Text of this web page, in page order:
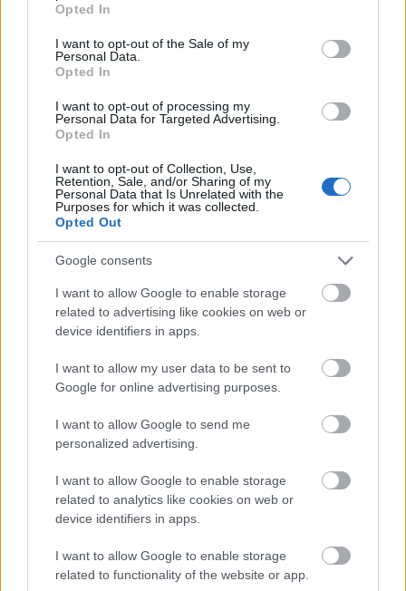
use your data for below specified purposes in below Google
consent section.
Opted In
I want to opt-out of the Sale of my
Personal Data.
Opted In
I want to opt-out of processing my
Personal Data for Targeted Advertising.
Opted In
I want to opt-out of Collection, Use,
Retention, Sale, and/or Sharing of my
Personal Data that Is Unrelated with the
Purposes for which it was collected.
Opted Out
Google consents
I want to allow Google to enable storage
related to advertising like cookies on web or
device identifiers in apps.
I want to allow my user data to be sent to
Google for online advertising purposes.
I want to allow Google to send me
personalized advertising.
I want to allow Google to enable storage
related to analytics like cookies on web or
device identifiers in apps.
I want to allow Google to enable storage
related to functionality of the website or app.
rácsodálkozása a felújított hely miatt volt. Az
„alternatív szórakoztató és kulturális központ”
nagyon korrekt kis helyre sikeredett: már…
Eljövök érted - A Kezdet (Hoppart)
Máthé Zsolt a színház egyik reneszánsz embere:
játszik, énekel, dalszöveget ír, rappel, rendez.
Tisztessséges státuszban az Örkényben játszik
tisztességes (mellék)szerepeket, majd miután itt
zsakettet, afféle Mr. Hyde-ként padlástereken,…